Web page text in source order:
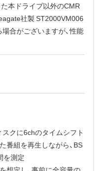
本ドライブ以外のCMR
社製 ST2000VM006
合がございますが、性能
クに6chのタイムシフト
番組を再生しながら、BS
を測定